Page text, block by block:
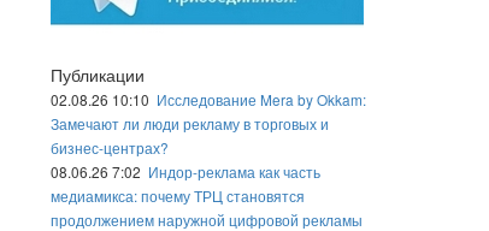
Публикации
02.08.26 10:10 Исследование Mera by Okkam:
Замечают ли люди рекламу в торговых и
бизнес-центрах?
08.06.26 7:02 Индор-реклама как часть
медиамикса: почему ТРЦ становятся
продолжением наружной цифровой рекламы